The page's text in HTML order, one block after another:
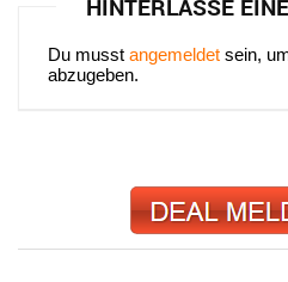
HINTERLASSE
Du musst angemeldet sein,
abzugeben.